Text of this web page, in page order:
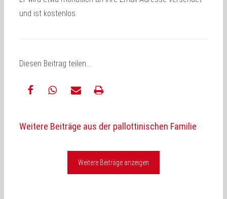
und ist kostenlos.
Diesen Beitrag teilen…
Mail
Weitere Beiträge aus der pallottinischen Familie
Weitere Beiträge anzeigen